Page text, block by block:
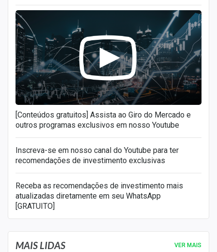
[Conteúdos gratuitos] Assista ao Giro do Mercado e
outros programas exclusivos em nosso Youtube
Inscreva-se em nosso canal do Youtube para ter
recomendações de investimento exclusivas
Receba as recomendações de investimento mais
atualizadas diretamente em seu WhatsApp
[GRATUITO]
MAIS LIDAS VER MAIS